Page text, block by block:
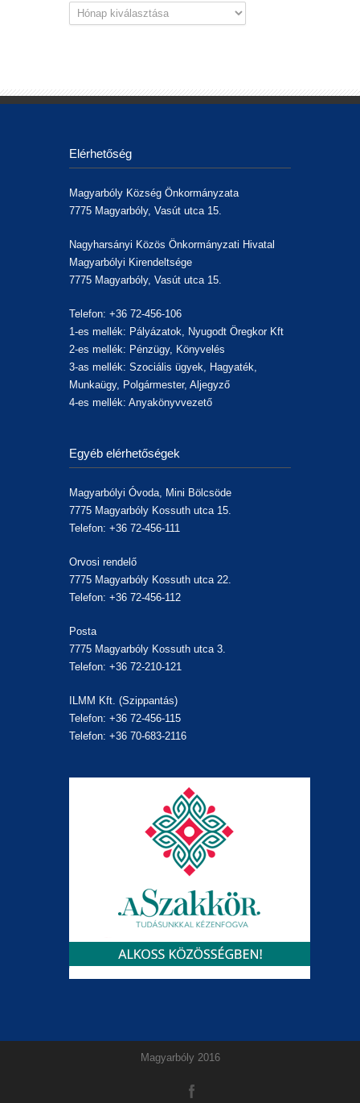
Elérhetőség
Magyarbóly Község Önkormányzata
7775 Magyarbóly, Vasút utca 15.
Nagyharsányi Közös Önkormányzati Hivatal
Magyarbólyi Kirendeltsége
7775 Magyarbóly, Vasút utca 15.
Telefon: +36 72-456-106
1-es mellék: Pályázatok, Nyugodt Öregkor Kft
2-es mellék: Pénzügy, Könyvelés
3-as mellék: Szociális ügyek, Hagyaték,
Munkaügy, Polgármester, Aljegyző
4-es mellék: Anyakönyvvezető
Egyéb elérhetőségek
Magyarbólyi Óvoda, Mini Bölcsöde
7775 Magyarbóly Kossuth utca 15.
Telefon: +36 72-456-111
Orvosi rendelő
7775 Magyarbóly Kossuth utca 22.
Telefon: +36 72-456-112
Posta
7775 Magyarbóly Kossuth utca 3.
Telefon: +36 72-210-121
ILMM Kft. (Szippantás)
Telefon: +36 72-456-115
Telefon: +36 70-683-2116
Magyarbóly 2016